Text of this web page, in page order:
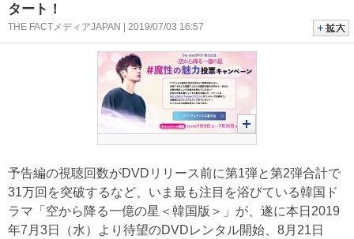
タート！
THE FACTメディアJAPAN | 2019/07/03 16:57
予告編の視聴回数がDVDリリース前に第1弾と第2弾合計で
31万回を突破するなど、いま最も注目を浴びている韓国ド
ラマ「空から降る一億の星＜韓国版＞」が、遂に本日2019
年7月3日（水）より待望のDVDレンタル開始、8月21日